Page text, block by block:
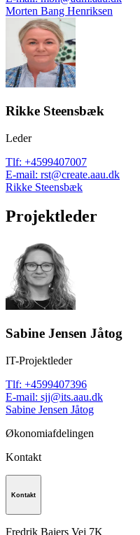
Morten Bang Henriksen
Rikke Steensbæk
Leder
Tlf: +4599407007
E-mail: rst@create.aau.dk
Rikke Steensbæk
Projektleder
Sabine Jensen Jåtog
IT-Projektleder
Tlf: +4599407396
E-mail: sjj@its.aau.dk
Sabine Jensen Jåtog
Økonomiafdelingen
Kontakt
Kontakt
Fredrik Bajers Vej 7K